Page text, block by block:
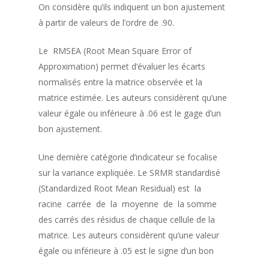
On considère qu’ils indiquent un bon ajustement
à partir de valeurs de l’ordre de .90.
Le RMSEA (Root Mean Square Error of
Approximation) permet d’évaluer les écarts
normalisés entre la matrice observée et la
matrice estimée. Les auteurs considèrent qu’une
valeur égale ou inférieure à .06 est le gage d’un
bon ajustement.
Une dernière catégorie d’indicateur se focalise
sur la variance expliquée. Le SRMR standardisé
(Standardized Root Mean Residual) est la
racine carrée de la moyenne de la somme
des carrés des résidus de chaque cellule de la
matrice. Les auteurs considèrent qu’une valeur
égale ou inférieure à .05 est le signe d’un bon